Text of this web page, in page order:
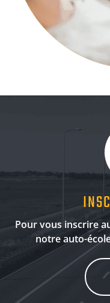
Pour vous inscrire
notre auto-